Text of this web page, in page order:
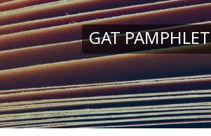
GAT PAMPHLET